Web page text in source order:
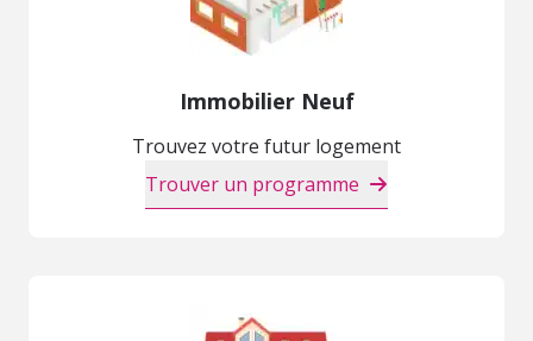
Immobilier Neuf
Trouvez votre futur logement
Trouver un programme